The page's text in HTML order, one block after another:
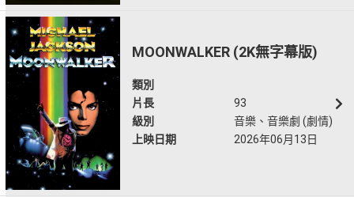
MOONWALKER (2K無字幕版)
類別
片長
93
級別
音樂、音樂劇 (劇情)
上映日期
2026年06月13日